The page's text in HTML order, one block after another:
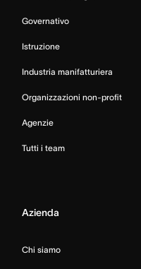
Governativo
Istruzione
Industria manifatturiera
Organizzazioni non-profit
Agenzie
Tutti i team
Azienda
Chi siamo